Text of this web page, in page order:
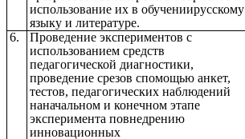
использование их в обучениирусскому
языку и литературе.
6.
Проведение экспериментов с
использованием средств
педагогической диагностики,
проведение срезов спомощью анкет,
тестов, педагогических наблюдений
наначальном и конечном этапе
эксперимента повнедрению
инновационных